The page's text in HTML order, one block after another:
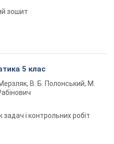
зошит
5 клас
В. Б. Полонський, М.
задач і контрольних робіт